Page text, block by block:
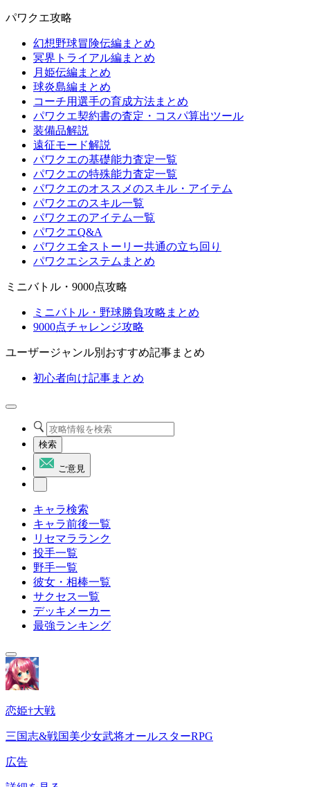
パワクエ攻略
幻想野球冒険伝編まとめ
冥界トライアル編まとめ
月姫伝編まとめ
球炎島編まとめ
コーチ用選手の育成方法まとめ
パワクエ契約書の査定・コスパ算出ツール
装備品解説
遠征モード解説
パワクエの基礎能力査定一覧
パワクエの特殊能力査定一覧
パワクエのオススメのスキル・アイテム
パワクエのスキル一覧
パワクエのアイテム一覧
パワクエQ&A
パワクエ全ストーリー共通の立ち回り
パワクエシステムまとめ
ミニバトル・9000点攻略
ミニバトル・野球勝負攻略まとめ
9000点チャレンジ攻略
ユーザージャンル別おすすめ記事まとめ
初心者向け記事まとめ
検索
ご意見
キャラ検索
キャラ前後一覧
リセマラランク
投手一覧
野手一覧
彼女・相棒一覧
サクセス一覧
デッキメーカー
最強ランキング
恋姫†大戦
三国志&戦国美少女武将オールスターRPG
広告